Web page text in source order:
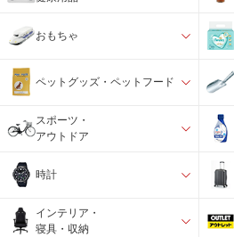
おもちゃ
ペットグッズ・ペットフード
スポーツ・
アウトドア
時計
インテリア・
寝具・収納